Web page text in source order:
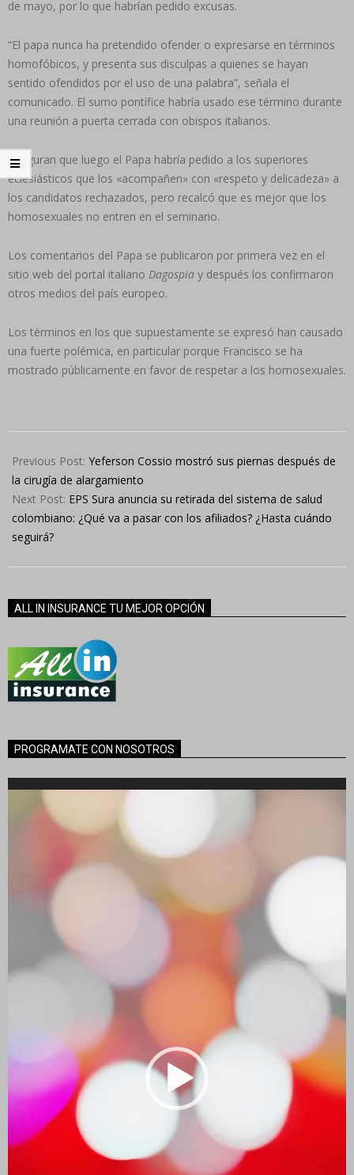
de mayo, por lo que habrían pedido excusas.
“El papa nunca ha pretendido ofender o expresarse en términos
homofóbicos, y presenta sus disculpas a quienes se hayan
sentido ofendidos por el uso de una palabra”, señala el
comunicado. El sumo pontífice habría usado ese término durante
una reunión a puerta cerrada con obispos italianos.
Aseguran que luego el Papa habría pedido a los superiores
eclesiásticos que los «acompañen» con «respeto y delicadeza» a
los candidatos rechazados, pero recalcó que es mejor que los
homosexuales no entren en el seminario.
Los comentarios del Papa se publicaron por primera vez en el
sitio web del portal italiano Dagospia y después los confirmaron
otros medios del país europeo.
Los términos en los que supuestamente se expresó han causado
una fuerte polémica, en particular porque Francisco se ha
mostrado públicamente en favor de respetar a los homosexuales.
05-
28
Previous Post: Yeferson Cossio mostró sus piernas después de
la cirugía de alargamiento
Next Post: EPS Sura anuncia su retirada del sistema de salud
colombiano: ¿Qué va a pasar con los afiliados? ¿Hasta cuándo
seguirá?
ALL IN INSURANCE TU MEJOR OPCIÓN
PROGRAMATE CON NOSOTROS
Reproductor